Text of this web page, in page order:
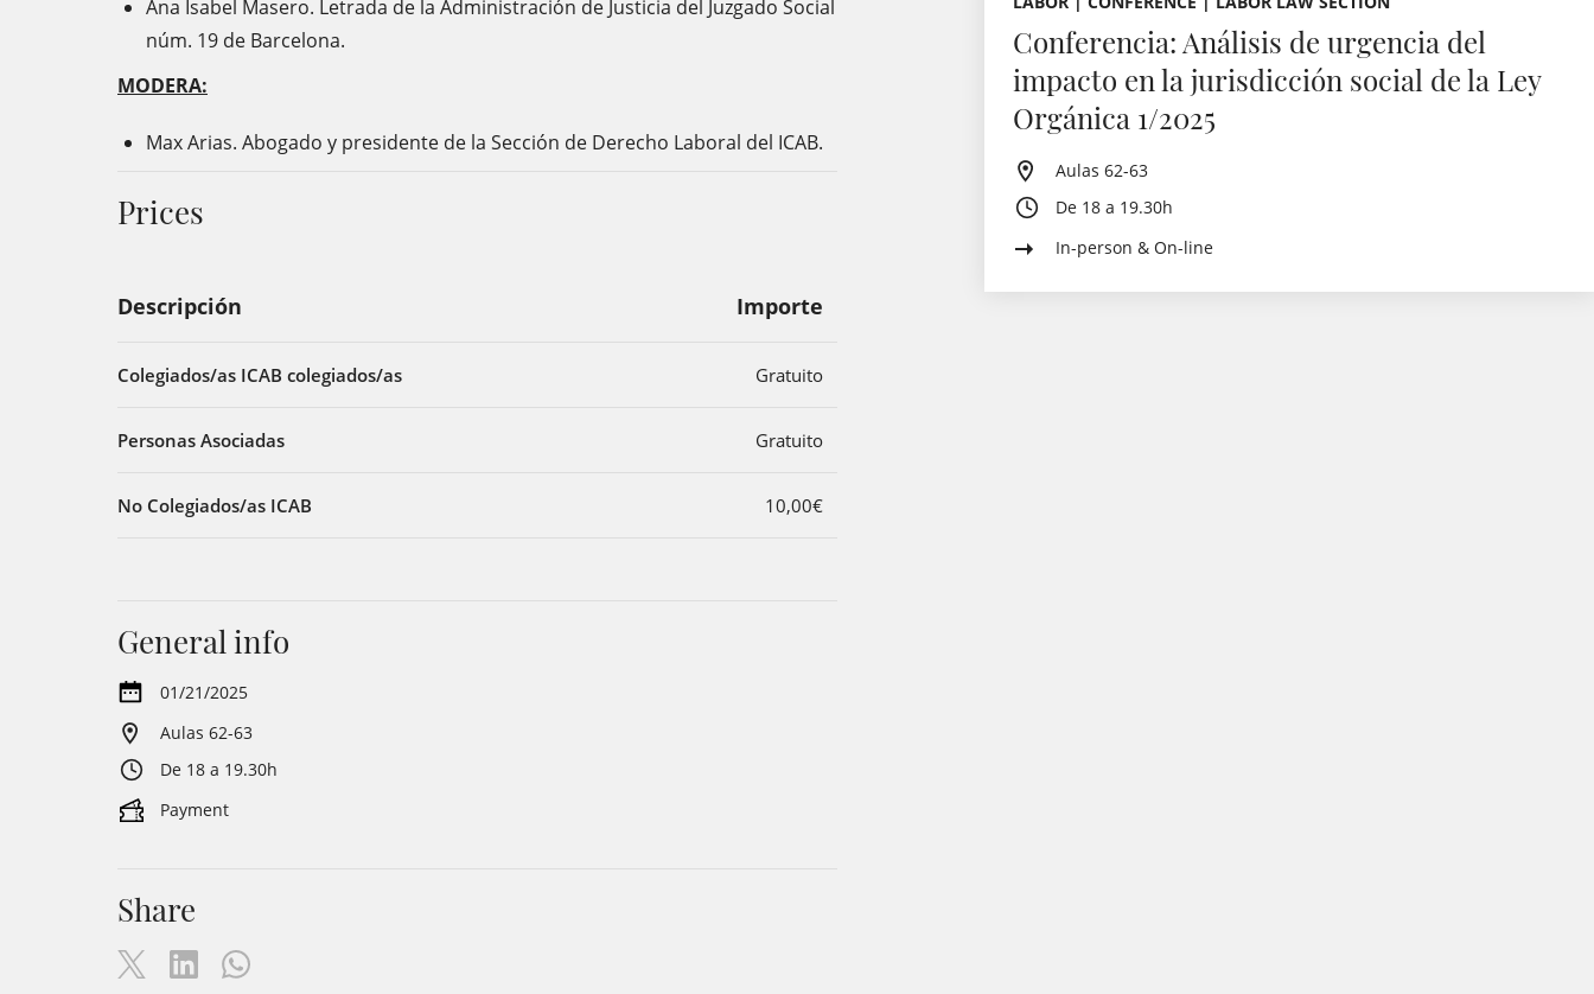
Ana Isabel Masero. Letrada de la Administración de Justicia del Juzgado Social
núm. 19 de Barcelona.
MODERA:
Max Arias. Abogado y presidente de la Sección de Derecho Laboral del ICAB.
Prices
Descripción Importe
Colegiados/as ICAB colegiados/as Gratuito
Personas Asociadas Gratuito
No Colegiados/as ICAB 10,00€
Conferencia: Análisis de urgencia del
impacto en la jurisdicción social de la Ley
Orgánica 1/2025
Aulas 62-63
De 18 a 19.30h
In-person & On-line
General info
01/21/2025
Aulas 62-63
De 18 a 19.30h
Payment
Share